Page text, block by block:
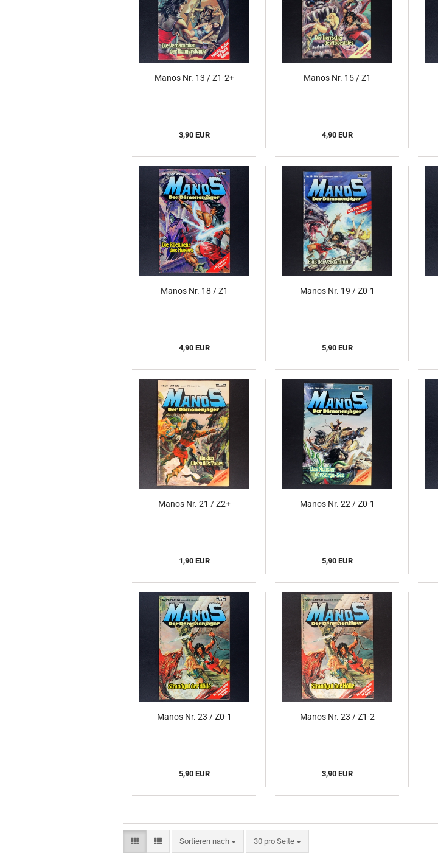
Manos Nr. 13 / Z1-2+
3,90 EUR
Manos Nr. 15 / Z1
4,90 EUR
Manos Nr. 18 / Z1
4,90 EUR
Manos Nr. 19 / Z0-1
5,90 EUR
Manos Nr. 21 / Z2+
1,90 EUR
Manos Nr. 22 / Z0-1
5,90 EUR
Manos Nr. 23 / Z0-1
5,90 EUR
Manos Nr. 23 / Z1-2
3,90 EUR
Sortieren nach
Sortieren nach 30 pro Seite
pro Seite